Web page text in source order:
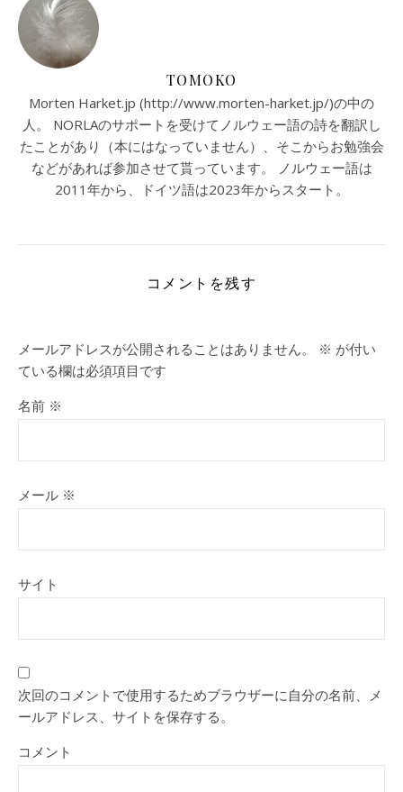
TOMOKO
Morten Harket.jp (http://www.morten-harket.jp/)の中の
人。 NORLAのサポートを受けてノルウェー語の詩を翻訳し
たことがあり（本にはなっていません）、そこからお勉強会
などがあれば参加させて貰っています。 ノルウェー語は
2011年から、ドイツ語は2023年からスタート。
コメントを残す
メールアドレスが公開されることはありません。 ※ が付い
ている欄は必須項目です
名前 ※
メール ※
サイト
次回のコメントで使用するためブラウザーに自分の名前、メ
ールアドレス、サイトを保存する。
コメント